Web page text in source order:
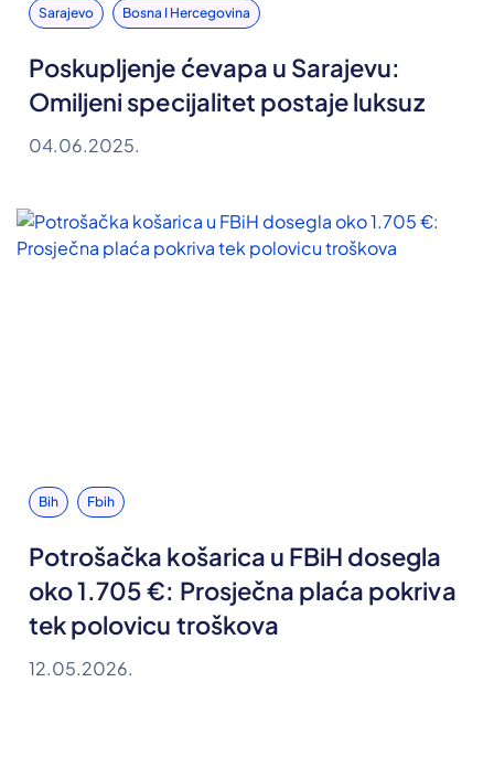
Sarajevo Bosna I Hercegovina
Poskupljenje ćevapa u Sarajevu:
Omiljeni specijalitet postaje luksuz
04.06.2025.
Bih Fbih
Potrošačka košarica u FBiH dosegla
oko 1.705 €: Prosječna plaća pokriva
tek polovicu troškova
12.05.2026.